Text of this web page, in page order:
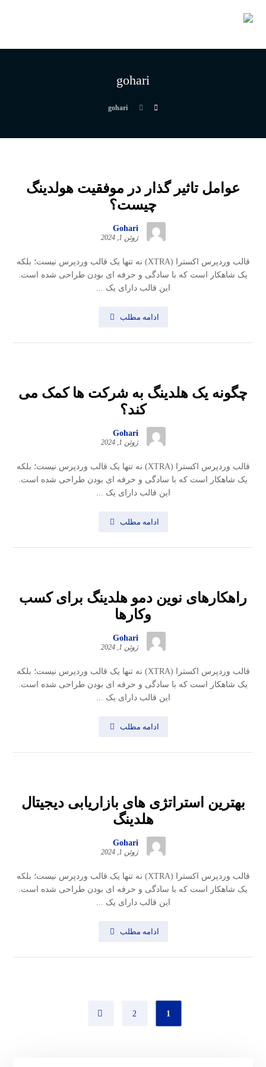
gohari
gohari
عوامل تاثیر گذار در موفقیت هولدینگ
چیست؟
Gohari
ژوئن 1, 2024
قالب وردپرس اکسترا (XTRA) نه تنها یک قالب وردپرس نیست؛ بلکه
یک شاهکار است که با سادگی و حرفه ای بودن طراحی شده است.
این قالب دارای یک ...
ادامه مطلب
چگونه یک هلدینگ به شرکت ها کمک می
کند؟
Gohari
ژوئن 1, 2024
قالب وردپرس اکسترا (XTRA) نه تنها یک قالب وردپرس نیست؛ بلکه
یک شاهکار است که با سادگی و حرفه ای بودن طراحی شده است.
این قالب دارای یک ...
ادامه مطلب
راهکارهای نوین دمو هلدینگ برای کسب
وکارها
Gohari
ژوئن 1, 2024
قالب وردپرس اکسترا (XTRA) نه تنها یک قالب وردپرس نیست؛ بلکه
یک شاهکار است که با سادگی و حرفه ای بودن طراحی شده است.
این قالب دارای یک ...
ادامه مطلب
بهترین استراتژی های بازاریابی دیجیتال
هلدینگ
Gohari
ژوئن 1, 2024
قالب وردپرس اکسترا (XTRA) نه تنها یک قالب وردپرس نیست؛ بلکه
یک شاهکار است که با سادگی و حرفه ای بودن طراحی شده است.
این قالب دارای یک ...
ادامه مطلب
1
2